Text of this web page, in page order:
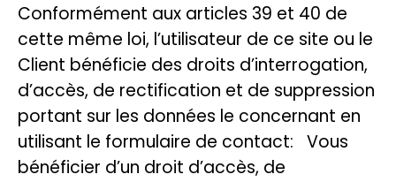
Conformément aux articles 39 et 40 de
cette même loi, l’utilisateur de ce site ou le
Client bénéficie des droits d’interrogation,
d’accès, de rectification et de suppression
portant sur les données le concernant en
utilisant le formulaire de contact: Vous
bénéficier d’un droit d’accès, de